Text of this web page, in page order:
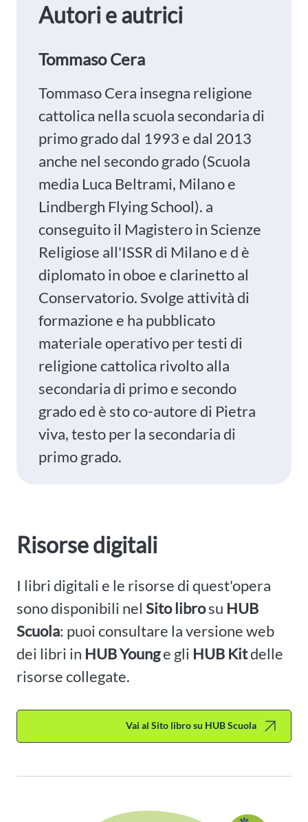
Autori e autrici
Tommaso Cera
Tommaso Cera insegna religione
cattolica nella scuola secondaria di
primo grado dal 1993 e dal 2013
anche nel secondo grado (Scuola
media Luca Beltrami, Milano e
Lindbergh Flying School). a
conseguito il Magistero in Scienze
Religiose all'ISSR di Milano e d è
diplomato in oboe e clarinetto al
Conservatorio. Svolge attività di
formazione e ha pubblicato
materiale operativo per testi di
religione cattolica rivolto alla
secondaria di primo e secondo
grado ed è sto co-autore di Pietra
viva, testo per la secondaria di
primo grado.
Risorse digitali
I libri digitali e le risorse di quest'opera
sono disponibili nel Sito librosu HUB
Scuola: puoi consultare la versione web
dei libri in HUB Younge gli HUB Kitdelle
risorse collegate.
Vai al Sito libro su HUB Scuola